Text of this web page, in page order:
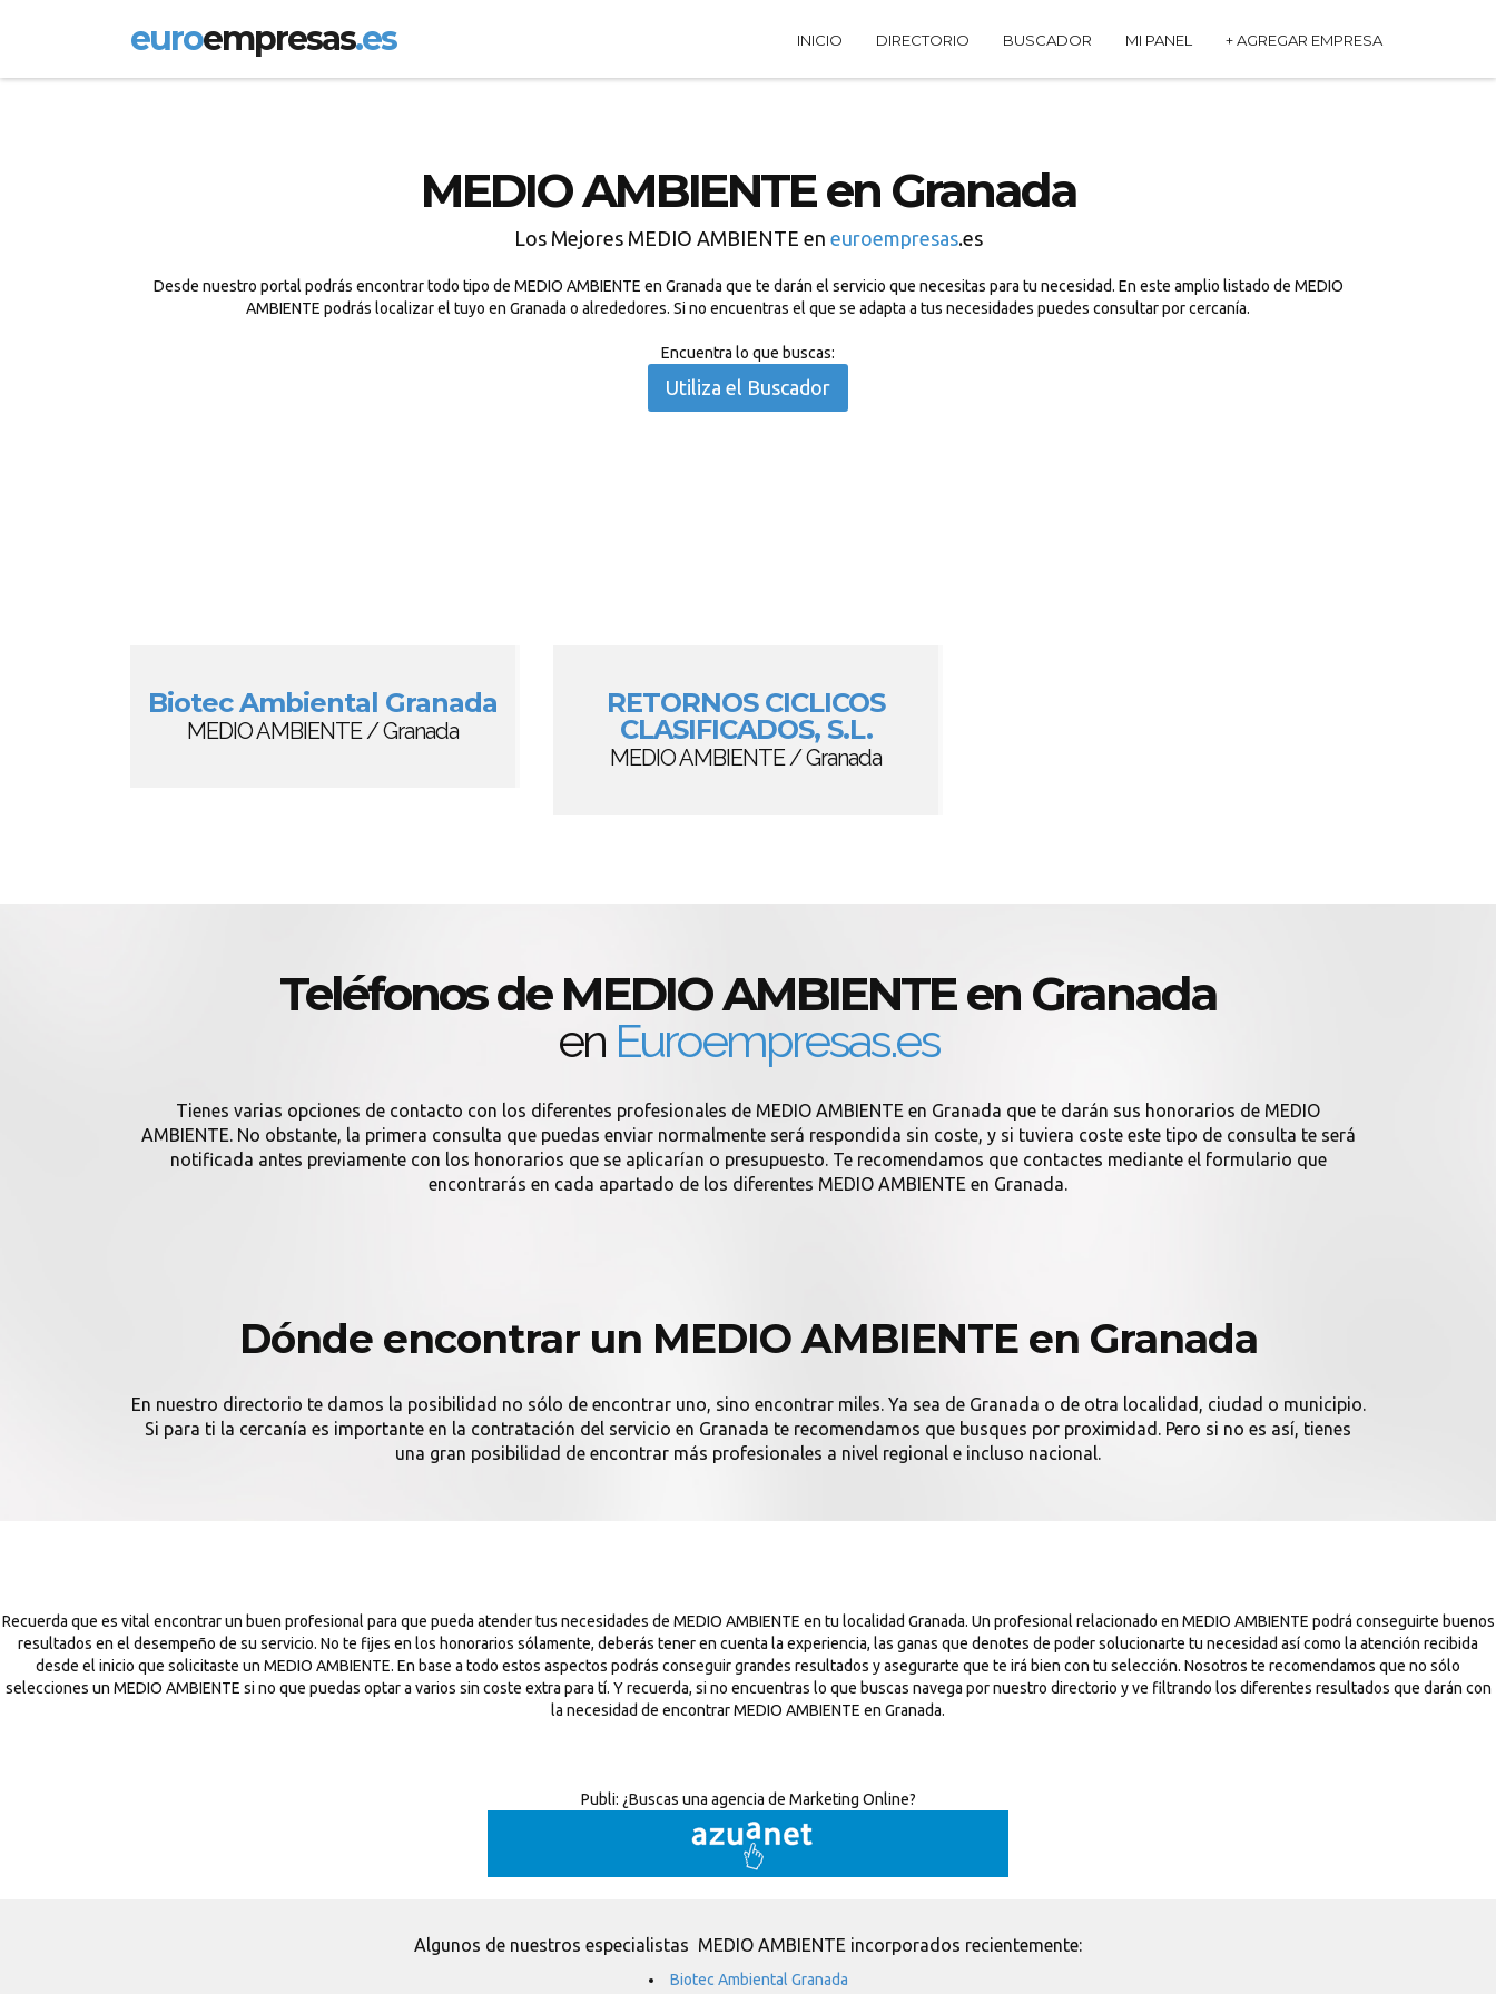
euroempresas.es INICIO DIRECTORIO BUSCADOR MI PANEL + AGREGAR EMPRESA
MEDIO AMBIENTE en Granada
Los Mejores MEDIO AMBIENTE en euroempresas.es
Desde nuestro portal podrás encontrar todo tipo de MEDIO AMBIENTE en Granada que te darán el servicio que necesitas para tu necesidad. En este amplio listado de MEDIO
AMBIENTE podrás localizar el tuyo en Granada o alrededores. Si no encuentras el que se adapta a tus necesidades puedes consultar por cercanía.
Encuentra lo que buscas:
Utiliza el Buscador
Biotec Ambiental Granada
MEDIO AMBIENTE / Granada
RETORNOS CICLICOS
CLASIFICADOS, S.L.
MEDIO AMBIENTE / Granada
Teléfonos de MEDIO AMBIENTE en Granada
en Euroempresas.es
Tienes varias opciones de contacto con los diferentes profesionales de MEDIO AMBIENTE en Granada que te darán sus honorarios de MEDIO
AMBIENTE. No obstante, la primera consulta que puedas enviar normalmente será respondida sin coste, y si tuviera coste este tipo de consulta te será
notificada antes previamente con los honorarios que se aplicarían o presupuesto. Te recomendamos que contactes mediante el formulario que
encontrarás en cada apartado de los diferentes MEDIO AMBIENTE en Granada.
Dónde encontrar un MEDIO AMBIENTE en Granada
En nuestro directorio te damos la posibilidad no sólo de encontrar uno, sino encontrar miles. Ya sea de Granada o de otra localidad, ciudad o municipio.
Si para ti la cercanía es importante en la contratación del servicio en Granada te recomendamos que busques por proximidad. Pero si no es así, tienes
una gran posibilidad de encontrar más profesionales a nivel regional e incluso nacional.
Recuerda que es vital encontrar un buen profesional para que pueda atender tus necesidades de MEDIO AMBIENTE en tu localidad Granada. Un profesional relacionado en MEDIO AMBIENTE podrá conseguirte buenos
resultados en el desempeño de su servicio. No te fijes en los honorarios sólamente, deberás tener en cuenta la experiencia, las ganas que denotes de poder solucionarte tu necesidad así como la atención recibida
desde el inicio que solicitaste un MEDIO AMBIENTE. En base a todo estos aspectos podrás conseguir grandes resultados y asegurarte que te irá bien con tu selección. Nosotros te recomendamos que no sólo
selecciones un MEDIO AMBIENTE si no que puedas optar a varios sin coste extra para tí. Y recuerda, si no encuentras lo que buscas navega por nuestro directorio y ve filtrando los diferentes resultados que darán con
la necesidad de encontrar MEDIO AMBIENTE en Granada.
Publi: ¿Buscas una agencia de Marketing Online?
Algunos de nuestros especialistas MEDIO AMBIENTE incorporados recientemente:
Biotec Ambiental Granada